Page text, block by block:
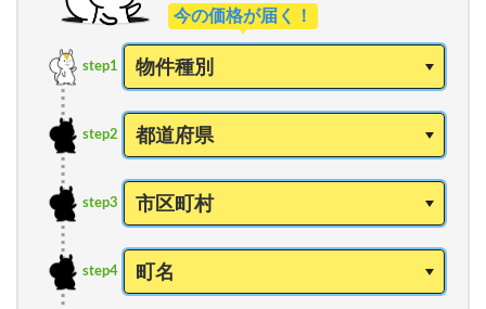
今の価格が届く！
step1
step2
step3
step4